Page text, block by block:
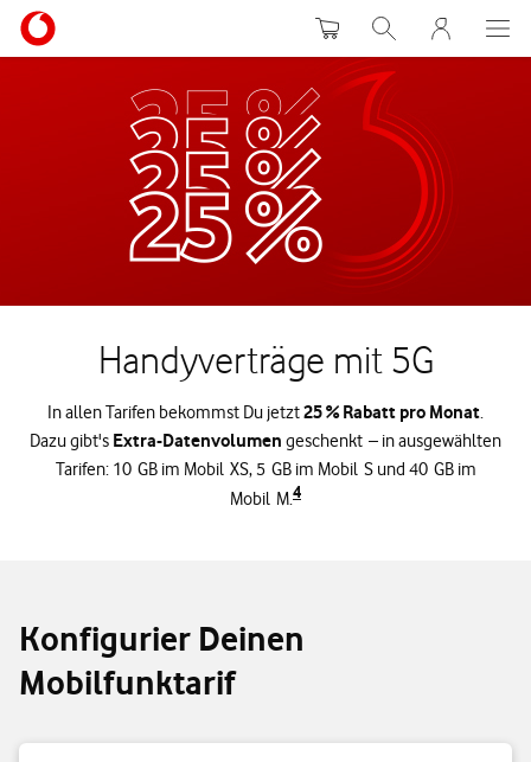
WarenkorbSuche MeinVodafone
Handyverträge mit 5G
In allen Tarifen bekommst Du jetzt25 % Rabatt pro Monat.
Dazu gibt's Extra-Datenvolumen geschenkt – in ausgewählten
Tarifen: 10 GB im Mobil XS, 5 GB im Mobil S und 40 GB im
Mobil M.4
Konfigurier Deinen
Mobilfunktarif